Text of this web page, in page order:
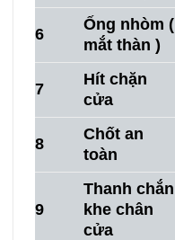
6
Ống nhòm (
mắt thàn )
7
Hít chặn
cửa
8
Chốt an
toàn
9
Thanh chắn
khe chân
cửa